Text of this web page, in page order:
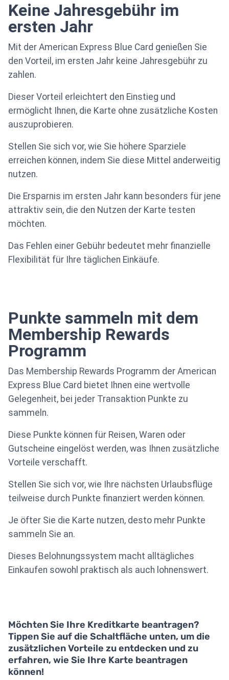
Keine Jahresgebühr im
ersten Jahr
Mit der American Express Blue Card genießen Sie
den Vorteil, im ersten Jahr keine Jahresgebühr zu
zahlen.
Dieser Vorteil erleichtert den Einstieg und
ermöglicht Ihnen, die Karte ohne zusätzliche Kosten
auszuprobieren.
Stellen Sie sich vor, wie Sie höhere Sparziele
erreichen können, indem Sie diese Mittel anderweitig
nutzen.
Die Ersparnis im ersten Jahr kann besonders für jene
attraktiv sein, die den Nutzen der Karte testen
möchten.
Das Fehlen einer Gebühr bedeutet mehr finanzielle
Flexibilität für Ihre täglichen Einkäufe.
Punkte sammeln mit dem
Membership Rewards
Programm
Das Membership Rewards Programm der American
Express Blue Card bietet Ihnen eine wertvolle
Gelegenheit, bei jeder Transaktion Punkte zu
sammeln.
Diese Punkte können für Reisen, Waren oder
Gutscheine eingelöst werden, was Ihnen zusätzliche
Vorteile verschafft.
Stellen Sie sich vor, wie Ihre nächsten Urlaubsflüge
teilweise durch Punkte finanziert werden können.
Je öfter Sie die Karte nutzen, desto mehr Punkte
sammeln Sie an.
Dieses Belohnungssystem macht alltägliches
Einkaufen sowohl praktisch als auch lohnenswert.
Möchten Sie Ihre Kreditkarte beantragen?
Tippen Sie auf die Schaltfläche unten, um die
zusätzlichen Vorteile zu entdecken und zu
erfahren, wie Sie Ihre Karte beantragen
können!